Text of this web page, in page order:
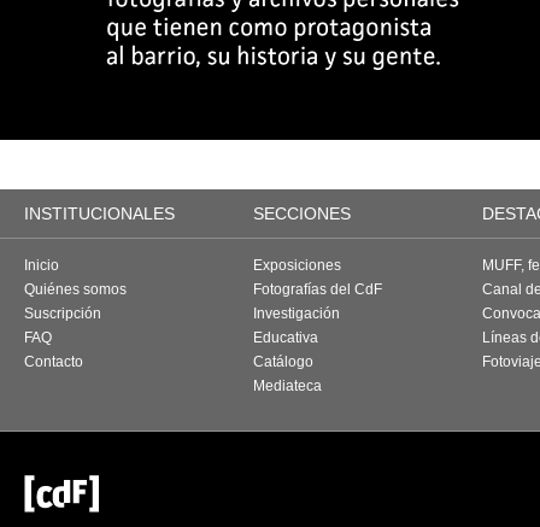
INSTITUCIONALES SECCIONES
Inicio
Quiénes somos
Suscripción
FAQ
Contacto
Exposiciones
Fotografías del CdF
Investigación
Educativa
Catálogo
Mediateca
MUFF,
Canal
Líneas